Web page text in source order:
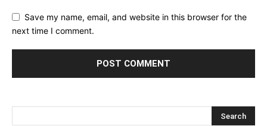
Save my name, email, and website in this browser for the
next time I comment.